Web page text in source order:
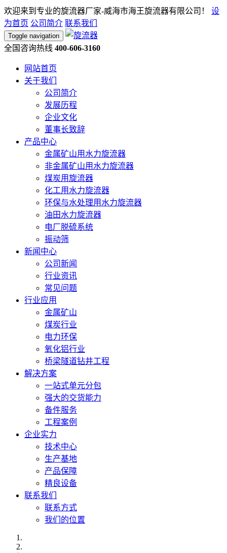
欢迎来到专业的旋流器厂家-威海市海王旋流器有限公司！
设
为首页 公司简介 联系我们
Toggle navigation
全国咨询热线 400-606-3160
网站首页
关于我们
公司简介
发展历程
企业文化
董事长致辞
产品中心
金属矿山用水力旋流器
非金属矿山用水力旋流器
煤炭用旋流器
化工用水力旋流器
环保与水处理用水力旋流器
油田水力旋流器
电厂脱硫系统
振动筛
新闻中心
公司新闻
行业资讯
常见问题
行业应用
金属矿山
煤炭行业
电力环保
氧化铝行业
桥梁隧道钻井工程
解决方案
一站式单元分包
强大的交货能力
备件服务
工程案例
企业实力
技术中心
生产基地
产品保障
精良设备
联系我们
联系方式
我们的位置